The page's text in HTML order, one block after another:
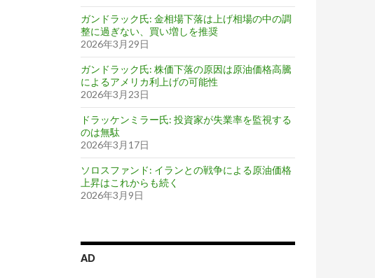
ガンドラック氏: 金相場下落は上げ相場の中の調
整に過ぎない、買い増しを推奨
2026年3月29日
ガンドラック氏: 株価下落の原因は原油価格高騰
によるアメリカ利上げの可能性
2026年3月23日
ドラッケンミラー氏: 投資家が失業率を監視する
のは無駄
2026年3月17日
ソロスファンド: イランとの戦争による原油価格
上昇はこれからも続く
2026年3月9日
AD